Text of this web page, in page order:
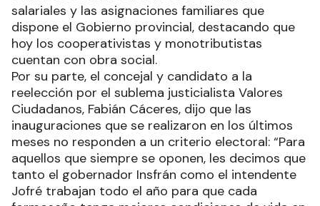
salariales y las asignaciones familiares que
dispone el Gobierno provincial, destacando que
hoy los cooperativistas y monotributistas
cuentan con obra social.
Por su parte, el concejal y candidato a la
reelección por el sublema justicialista Valores
Ciudadanos, Fabián Cáceres, dijo que las
inauguraciones que se realizaron en los últimos
meses no responden a un criterio electoral: “Para
aquellos que siempre se oponen, les decimos que
tanto el gobernador Insfrán como el intendente
Jofré trabajan todo el año para que cada